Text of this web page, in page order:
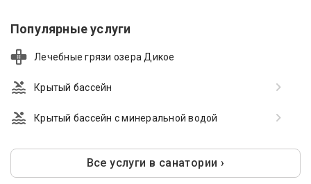
Популярные услуги
Лечебные грязи озера Дикое
Крытый бассейн
Крытый бассейн с минеральной водой
Все услуги в санатории ›